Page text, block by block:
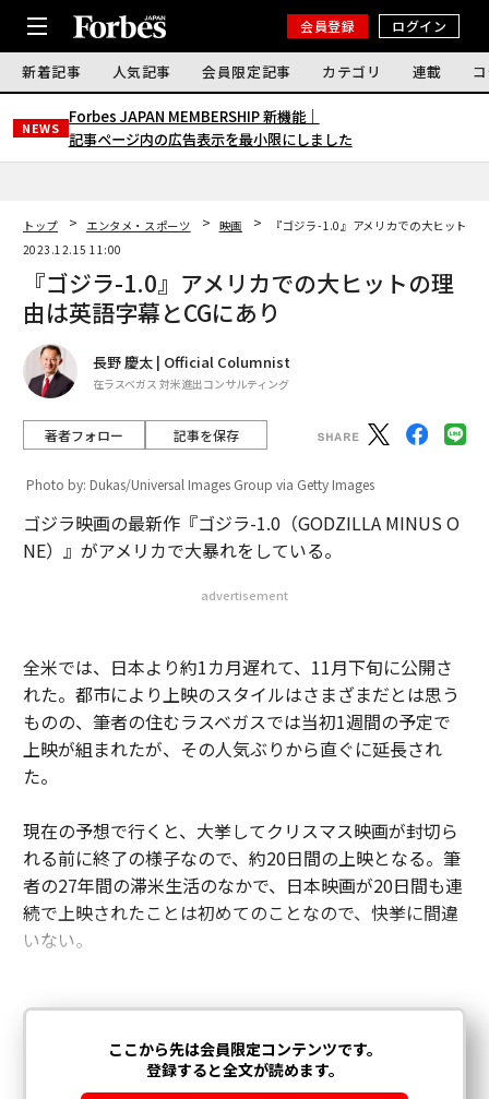
会員登録 ログイン
新着記事 人気記事 会員限定記事 カテゴリ 連載
NEWS
Forbes JAPAN MEMBERSHIP 新機能｜
記事ページ内の広告表示を最小限にしました
トップ エンタメ・スポーツ 映画
『ゴジラ-1.0』アメリカでの大ヒットの
2023.12.15 11:00
『ゴジラ-1.0』アメリカでの大ヒットの理
由は英語字幕とCGにあり
長野 慶太 | Official Columnist
在ラスベガス 対米進出コンサルティング
著者フォロー 記事を保存
Photo by: Dukas/Universal Images Group via Getty Images
ゴジラ映画の最新作『ゴジラ-1.0（GODZILLA MINUS O
NE）』がアメリカで大暴れをしている。
advertisement
全米では、日本より約1カ月遅れて、11月下旬に公開さ
れた。都市により上映のスタイルはさまざまだとは思う
ものの、筆者の住むラスベガスでは当初1週間の予定で
上映が組まれたが、その人気ぶりから直ぐに延長され
た。
現在の予想で行くと、大挙してクリスマス映画が封切ら
れる前に終了の様子なので、約20日間の上映となる。筆
者の27年間の滞米生活のなかで、日本映画が20日間も連
続で上映されたことは初めてのことなので、快挙に間違
いない。